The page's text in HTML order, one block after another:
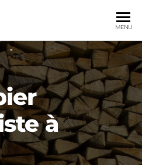
ENERGIES
Sanitaire
Chauffage
MENU
-
à